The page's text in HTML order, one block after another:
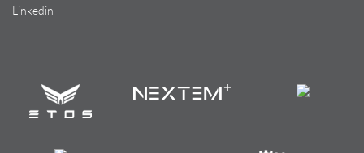
Linkedin